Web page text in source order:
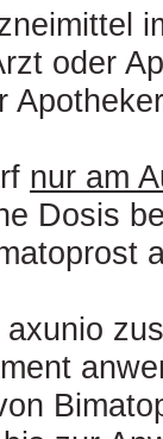
oder
nur am
Dosis